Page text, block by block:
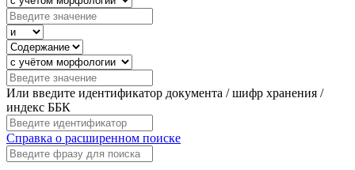
Или введите идентификатор документа / шифр хранения /
индекс ББК
Справка о расширенном поиске